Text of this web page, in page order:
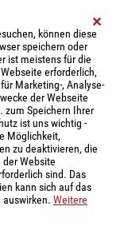
sich zu identifizieren
Felder sind Pflichtfelder.
können diese
speichern oder
ist meistens für die
erforderlich,
Marketing-, Analyse-
der Webseite
zum Speichern Ihrer
ist uns wichtig -
Möglichkeit,
zu deaktivieren, die
Website
sind. Das
kann sich auf das
auswirken. Weitere